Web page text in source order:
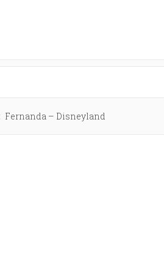
Fernanda – Disneyland